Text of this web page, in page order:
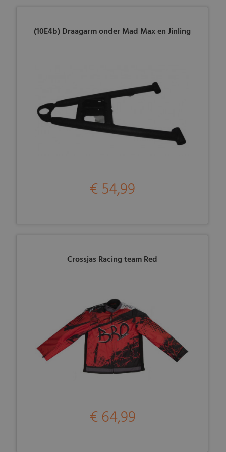
(10E4b) Draagarm onder Mad Max en Jinling
€ 54,99
Crossjas Racing team Red
€ 64,99